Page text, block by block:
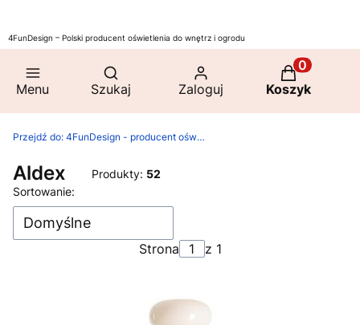
4FunDesign – Polski producent oświetlenia do wnętrz i ogrodu
Menu
Otwórz wyszukiwarkę
Szukaj Zaloguj
Produkty
Koszyk
Przejdź do: 4FunDesign - producent oświetlenia do domu i ogrodu
Aldex Produkty: 52
Lista produktów
Sortowanie:
Domyślne
Strona z 1